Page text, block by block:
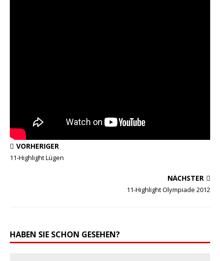
VORHERIGER
11-Highlight Lügen
NÄCHSTER
11-Highlight Olympiade 2012
HABEN SIE SCHON GESEHEN?